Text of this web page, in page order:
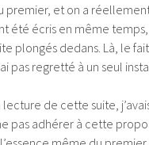
premier, et on a
été écris en même
plongés dedans. Là, le
pas regretté à un seul
lecture de cette suite,
pas adhérer à cette